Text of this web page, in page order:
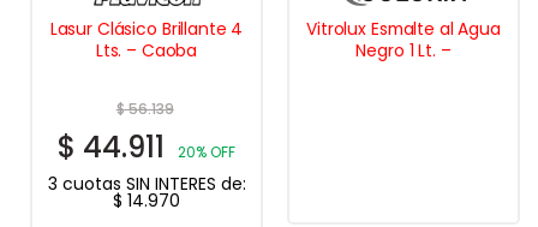
Lasur Clásico Brillante 4
Lts. – Caoba
$56.139
$ 44.911 20% OFF
3 cuotas SIN INTERES de:
$ 14.970
Vitrolux Esmalte al Agua
Negro 1 Lt. –